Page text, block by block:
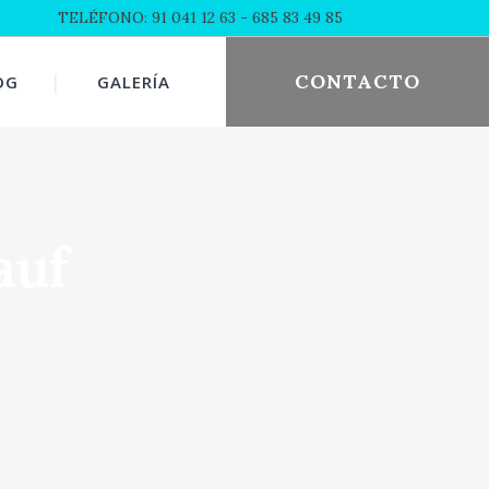
TELÉFONO: 91 041 12 63 - 685 83 49 85
CONTACTO
GALERÍA